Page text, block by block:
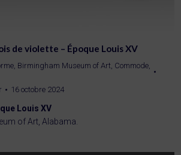
de violette – Époque Louis XV
, Birmingham Museum of Art, Commode,
16 octobre 2024
Louis XV
of Art, Alabama.